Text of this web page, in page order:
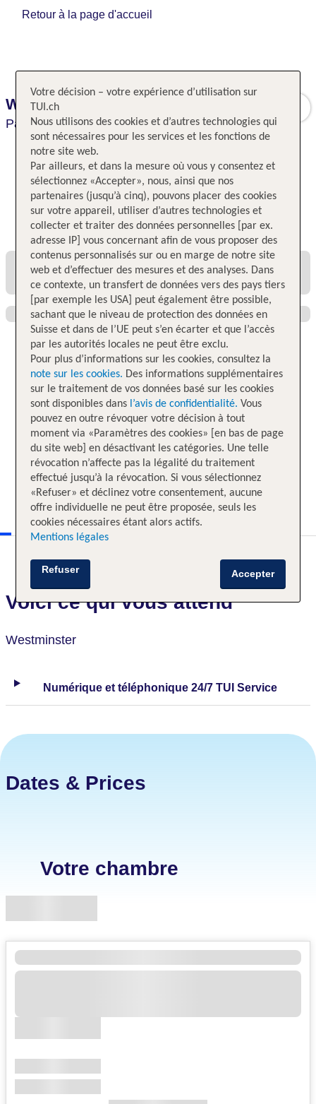
Retour à la page d'accueil
Westminster
Paris,Paris,France
Toutes les offres et tous les prix
Voici ce qui vous attend
Westminster
Numérique et téléphonique 24/7 TUI Service
Dates & Prices
Votre chambre
Votre décision – votre expérience d’utilisation sur
TUI.ch
Nous utilisons des cookies et d’autres technologies qui
sont nécessaires pour les services et les fonctions de
notre site web.
Par ailleurs, et dans la mesure où vous y consentez et
sélectionnez «Accepter», nous, ainsi que nos
partenaires (jusqu’à cinq), pouvons placer des cookies
sur votre appareil, utiliser d’autres technologies et
collecter et traiter des données personnelles [par ex.
adresse IP] vous concernant afin de vous proposer des
contenus personnalisés sur ou en marge de notre site
web et d’effectuer des mesures et des analyses. Dans
ce contexte, un transfert de données vers des pays tiers
[par exemple les USA] peut également être possible,
sachant que le niveau de protection des données en
Suisse et dans de l’UE peut s’en écarter et que l’accès
par les autorités locales ne peut être exclu.
Pour plus d’informations sur les cookies, consultez la
note sur les cookies. Des informations supplémentaires
sur le traitement de vos données basé sur les cookies
sont disponibles dans l’avis de confidentialité. Vous
pouvez en outre révoquer votre décision à tout
moment via «Paramètres des cookies» [en bas de page
du site web] en désactivant les catégories. Une telle
révocation n’affecte pas la légalité du traitement
effectué jusqu’à la révocation. Si vous sélectionnez
«Refuser» et déclinez votre consentement, aucune
offre individuelle ne peut être proposée, seuls les
cookies nécessaires étant alors actifs.
Mentions légales
Accepter
Refuser